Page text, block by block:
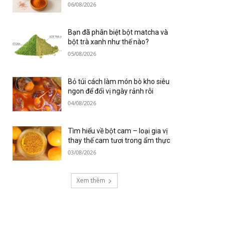
06/08/2026
Bạn đã phân biệt bột matcha và
bột trà xanh như thế nào?
05/08/2026
Bỏ túi cách làm món bò kho siêu
ngon để đổi vị ngày rảnh rỗi
04/08/2026
Tìm hiểu về bột cam – loại gia vị
thay thế cam tươi trong ẩm thực
03/08/2026
Xem thêm